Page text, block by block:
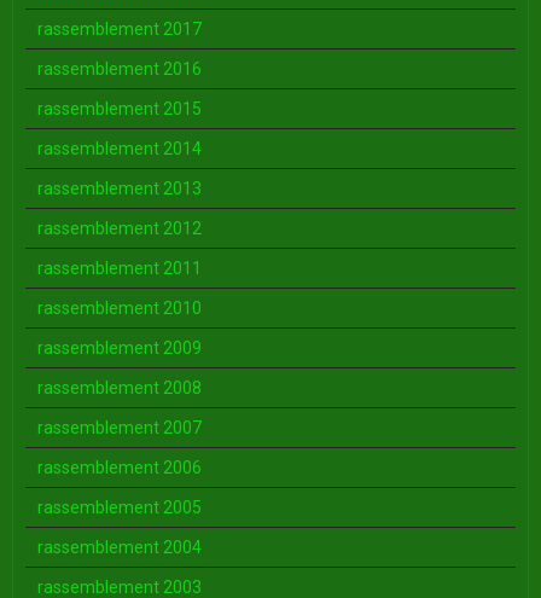
rassemblement 2017
rassemblement 2016
rassemblement 2015
rassemblement 2014
rassemblement 2013
rassemblement 2012
rassemblement 2011
rassemblement 2010
rassemblement 2009
rassemblement 2008
rassemblement 2007
rassemblement 2006
rassemblement 2005
rassemblement 2004
rassemblement 2003